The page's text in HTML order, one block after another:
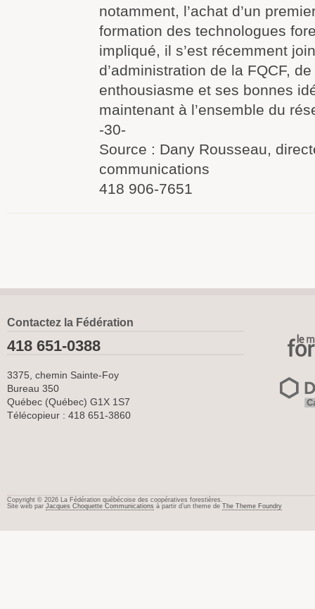
notamment, l’achat d’un
formation des technologues
impliqué, il s’est récemment
d’administration de la FQCF,
enthousiasme et ses bonnes
maintenant à l’ensemble du
-30-
Source : Dany Rousseau,
communications
418 906-7651
Contactez la Fédération
418 651-0388
3375, chemin Sainte-Foy
Bureau 350
Québec (Québec) G1X 1S7
Télécopieur : 418 651-3860
Copyright © 2026 La Fédération québécoise des coopératives forestières.
Site web par Jacques Choquette Communications à partir d’un theme de The Theme Foundry